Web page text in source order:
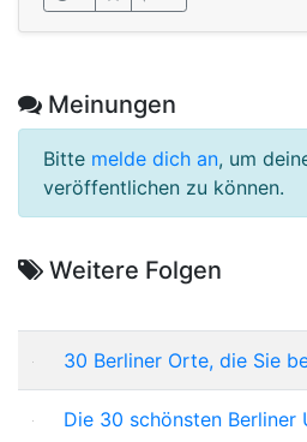
Meinungen
Bitte melde dich an, um
veröffentlichen zu können.
Weitere Folgen
30 Berliner Orte, die Sie
Die 30 schönsten Berliner